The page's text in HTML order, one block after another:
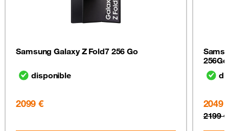
Samsung Galaxy Z Fold7 256 Go
disponible
2099 €
256Go
2049
2199 €